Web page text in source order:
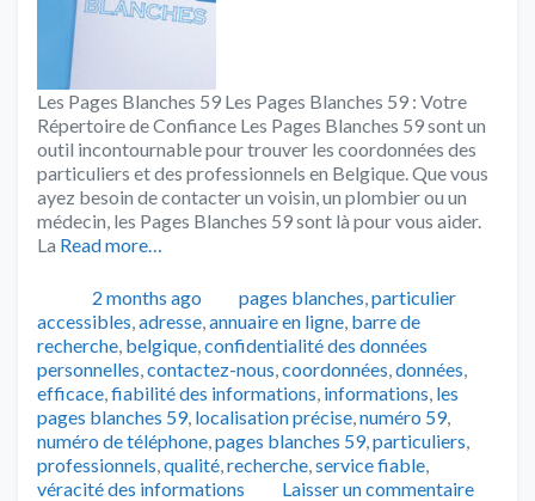
Les Pages Blanches 59 Les Pages Blanches 59 : Votre
Répertoire de Confiance Les Pages Blanches 59 sont un
outil incontournable pour trouver les coordonnées des
particuliers et des professionnels en Belgique. Que vous
ayez besoin de contacter un voisin, un plombier ou un
médecin, les Pages Blanches 59 sont là pour vous aider.
La Read more…
Publié2 months ago Catégories
pages blanches,particulier
accessibles,adresse,annuaire en ligne, barre de
recherche, belgique,confidentialité des données
personnelles,contactez-nous,coordonnées,données,
efficace,fiabilité des informations, informations, les
pages blanches 59, localisation précise,numéro 59,
numéro de téléphone,pages blanches 59,particuliers,
professionnels,qualité,recherche,service fiable,
véracité des informations
Laisser un commentaire